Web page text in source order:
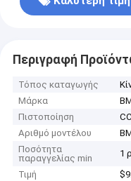
Περιγραφή
Τόπος καταγωγής
Μάρκα
Πιστοποίηση
Αριθμό μοντέλου
Ποσότητα
παραγγελίας min
1
Τιμή